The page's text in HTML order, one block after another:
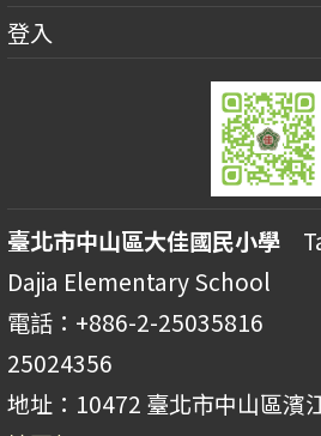
登入
臺北市中山區大佳國民小學
Dajia Elementary School
電話：+886-2-25035816
25024356
地址：10472 臺北市中山區濱